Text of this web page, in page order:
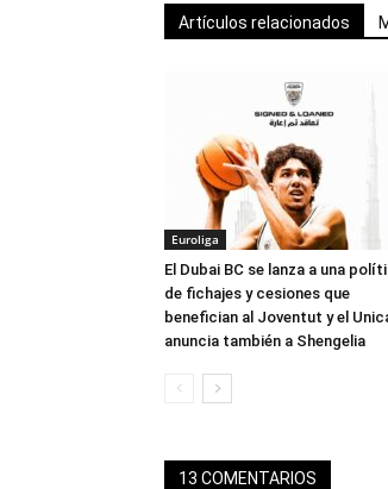
Artículos relacionados
Euroliga
El Dubai BC se lanza a una
de fichajes y cesiones que
benefician al Joventut y el
anuncia también a Shengelia
13 COMENTARIOS